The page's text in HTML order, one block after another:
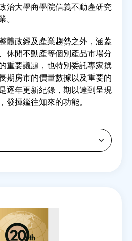
房市分析
研究獎勵
地產年鑑
電子報
治大學商學院信義不動產研究
。
體政經及產業趨勢之外，涵蓋
休閒不動產等個別產品市場分
重要議題，也特別委託專家撰
期房市的價量數據以及重要的
逐年更新紀錄，期以達到呈現
發揮鑑往知來的功能。